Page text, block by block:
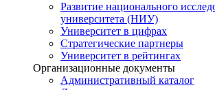
Развитие национального
университета (НИУ)
Университет в цифрах
Стратегические партнеры
Университет в рейтингах
Организационные документы
Административный каталог